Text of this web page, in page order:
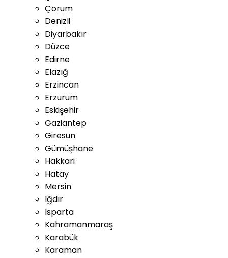
Çorum
Denizli
Diyarbakır
Düzce
Edirne
Elazığ
Erzincan
Erzurum
Eskişehir
Gaziantep
Giresun
Gümüşhane
Hakkari
Hatay
Mersin
Iğdır
Isparta
Kahramanmaraş
Karabük
Karaman